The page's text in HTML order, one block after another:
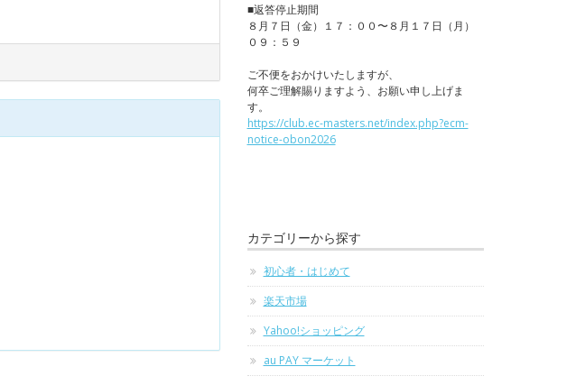
■返答停止期間
８月７日（金）１７：００〜８月１７日（月）
０９：５９
ご不便をおかけいたしますが、
何卒ご理解賜りますよう、お願い申し上げま
す。
https://club.ec-masters.net/index.php?ecm-
notice-obon2026
カテゴリーから探す
初心者・はじめて
楽天市場
Yahoo!ショッピング
au PAY マーケット